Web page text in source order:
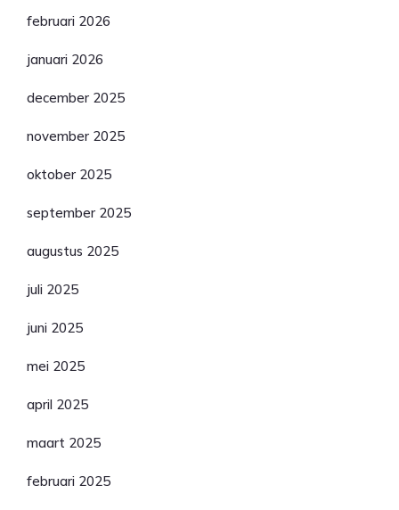
februari 2026
januari 2026
december 2025
november 2025
oktober 2025
september 2025
augustus 2025
juli 2025
juni 2025
mei 2025
april 2025
maart 2025
februari 2025